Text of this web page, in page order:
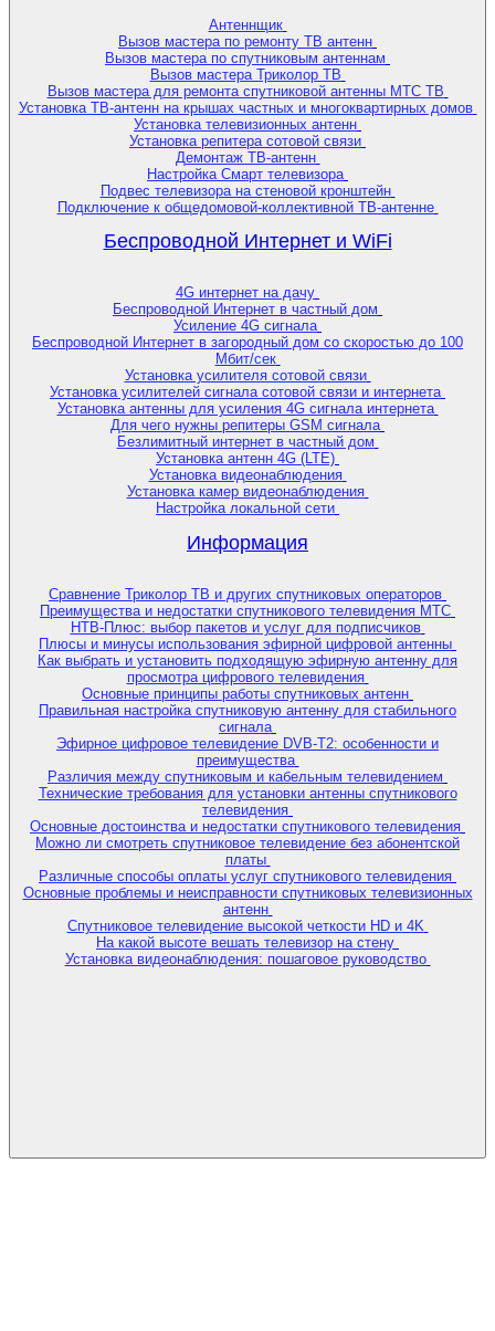
Антеннщик
Вызов мастера по ремонту ТВ антенн
Вызов мастера по спутниковым антеннам
Вызов мастера Триколор ТВ
Вызов мастера для ремонта спутниковой антенны МТС ТВ
Установка ТВ-антенн на крышах частных и многоквартирных домов
Установка телевизионных антенн
Установка репитера сотовой связи
Демонтаж ТВ-антенн
Настройка Смарт телевизора
Подвес телевизора на стеновой кронштейн
Подключение к общедомовой-коллективной ТВ-антенне
Беспроводной Интернет и WiFi
4G интернет на дачу
Беспроводной Интернет в частный дом
Усиление 4G сигнала
Беспроводной Интернет в загородный дом со скоростью до 100
Мбит/сек
Установка усилителя сотовой связи
Установка усилителей сигнала сотовой связи и интернета
Установка антенны для усиления 4G сигнала интернета
Для чего нужны репитеры GSM сигнала
Безлимитный интернет в частный дом
Установка антенн 4G (LTE)
Установка видеонаблюдения
Установка камер видеонаблюдения
Настройка локальной сети
Информация
Сравнение Триколор ТВ и других спутниковых операторов
Преимущества и недостатки спутникового телевидения МТС
НТВ-Плюс: выбор пакетов и услуг для подписчиков
Плюсы и минусы использования эфирной цифровой антенны
Как выбрать и установить подходящую эфирную антенну для
просмотра цифрового телевидения
Основные принципы работы спутниковых антенн
Правильная настройка спутниковую антенну для стабильного
сигнала
Эфирное цифровое телевидение DVB-T2: особенности и
преимущества
Различия между спутниковым и кабельным телевидением
Технические требования для установки антенны спутникового
телевидения
Основные достоинства и недостатки спутникового телевидения
Можно ли смотреть спутниковое телевидение без абонентской
платы
Различные способы оплаты услуг спутникового телевидения
Основные проблемы и неисправности спутниковых телевизионных
антенн
Спутниковое телевидение высокой четкости HD и 4K
На какой высоте вешать телевизор на стену
Установка видеонаблюдения: пошаговое руководство